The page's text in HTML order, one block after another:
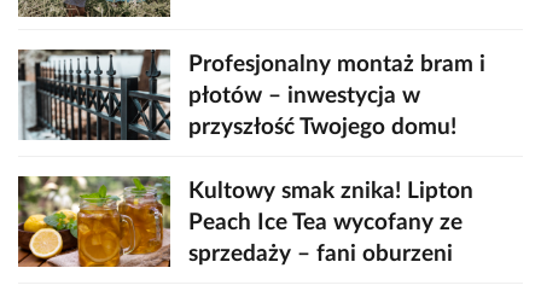
Profesjonalny montaż bram i
płotów – inwestycja w
przyszłość Twojego domu!
Kultowy smak znika! Lipton
Peach Ice Tea wycofany ze
sprzedaży – fani oburzeni